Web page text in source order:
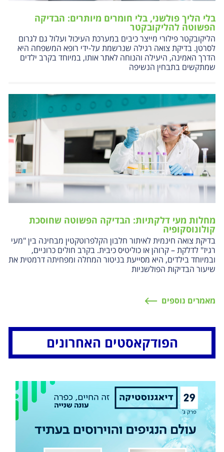
בלי הליך פולשני, בלי חומרים מיותרים: הבדיקה
הפשוטה להליקובקטר
הליקובקטר פילורי מייצר כיבים במערכת העיכול ועלול גם לגרום
לסרטן. בדיקת צואה רגילה שנרשמת על-ידי רופא המשפחה היא
הדרך האמינה, היעילה והנוחה לאתר אותו, במיוחד בקרב ילדים
שמתקשים בתבחין הנשיפה
מחלות מעי דלקתיות: הבדיקה הפשוטה שחוסכת
קולונוסקופיה
בדיקת צואה חינמית לאיתור חלבון הקלפרוטקטין מבחינה בין "מעי
רגיז" לדלקת – קרוהן או כוליטיס כיבית. בקרב חולים כרוניים,
ובמיוחד בילדים, היא מסייעת בניטור המחלה ומפחיתה דרמטית את
שיעור הבדיקות הפולשניות
מאמרים נוספים
הפודקאסטים האחרונים